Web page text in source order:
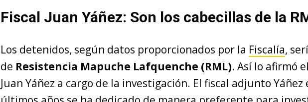
Fiscal Juan Yáñez: Son los cabecillas de la
Los detenidos, según datos proporcionados por la Fiscalía,
de Resistencia Mapuche Lafquenche (RML). Así lo afirmó
Juan Yáñez a cargo de la investigación. El fiscal adjunto Yáñez